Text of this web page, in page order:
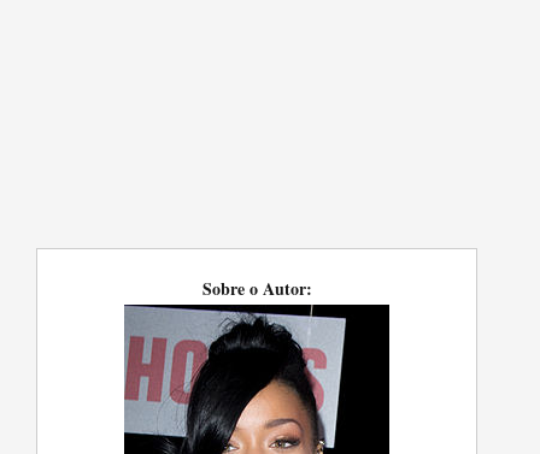
Sobre o Autor: